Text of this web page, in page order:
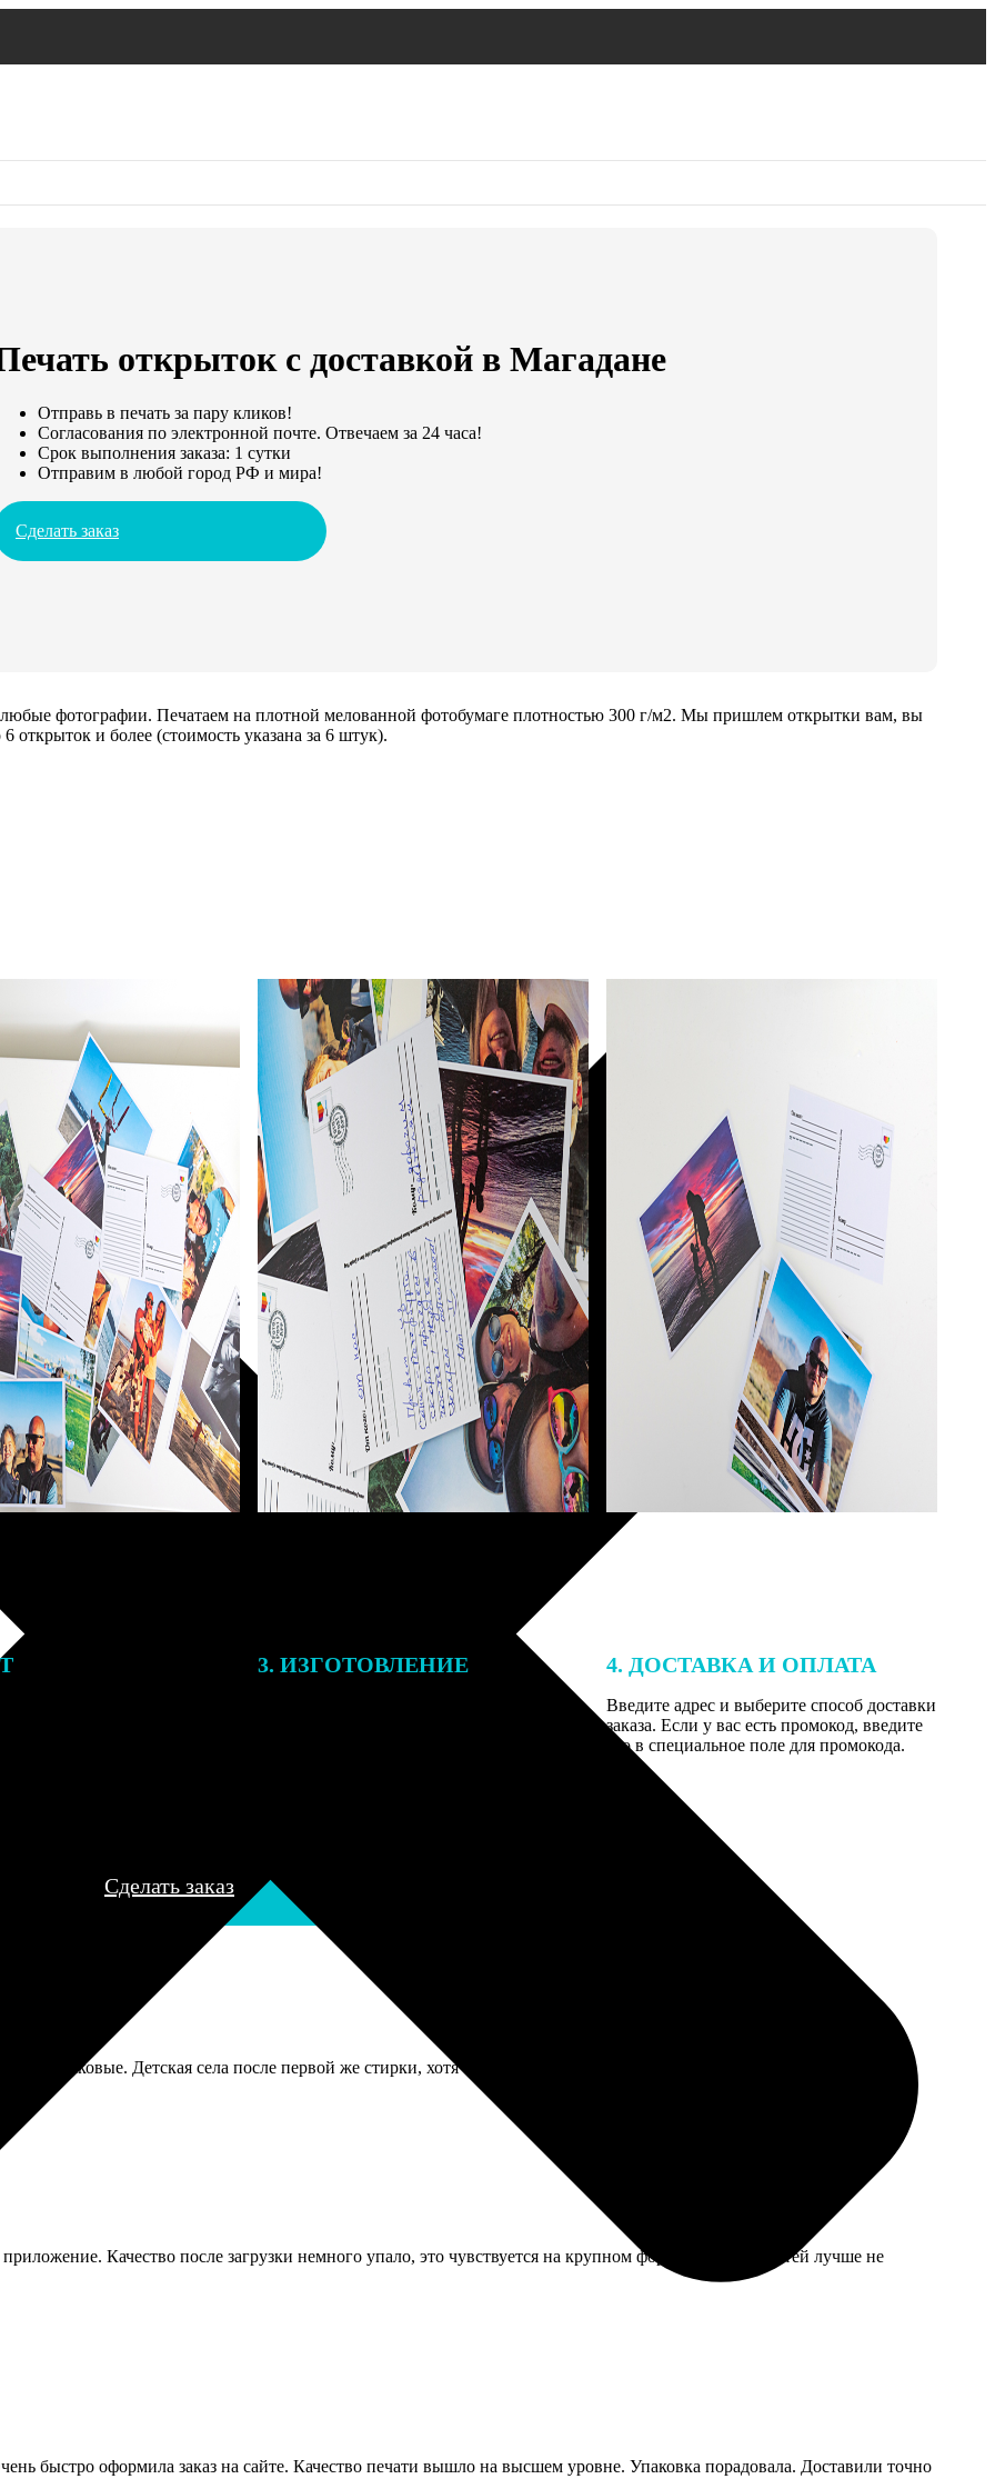
открыток с доставкой в Магадане
Отправь в печать за пару кликов!
Согласования по электронной почте. Отвечаем за 24 часа!
Срок выполнения заказа: 1 сутки
Отправим в любой город РФ и мира!
Сделать заказ
фотографии. Печатаем на плотной мелованной фотобумаге плотностью 300 г/м2. Мы пришлем открытки вам, вы
открыток и более (стоимость указана за 6 штук).
заказа к печати
могут связаться с Вами
телефону или email для
3. ИЗГОТОВЛЕНИЕ 4. ДОСТАВКА И ОПЛАТА
Введите адрес и выберите способ доставки
заказа. Если у вас есть промокод, введите
его в специальное поле для промокода.
Сделать заказ
одинаковые. Детская села после первой же стирки, хотя стирал по инструкции. Взрослая в порядке.
приложение. Качество после загрузки немного упало, это чувствуется на крупном формате. Для соцсетей лучше не
быстро оформила заказ на сайте. Качество печати вышло на высшем уровне. Упаковка порадовала. Доставили точно